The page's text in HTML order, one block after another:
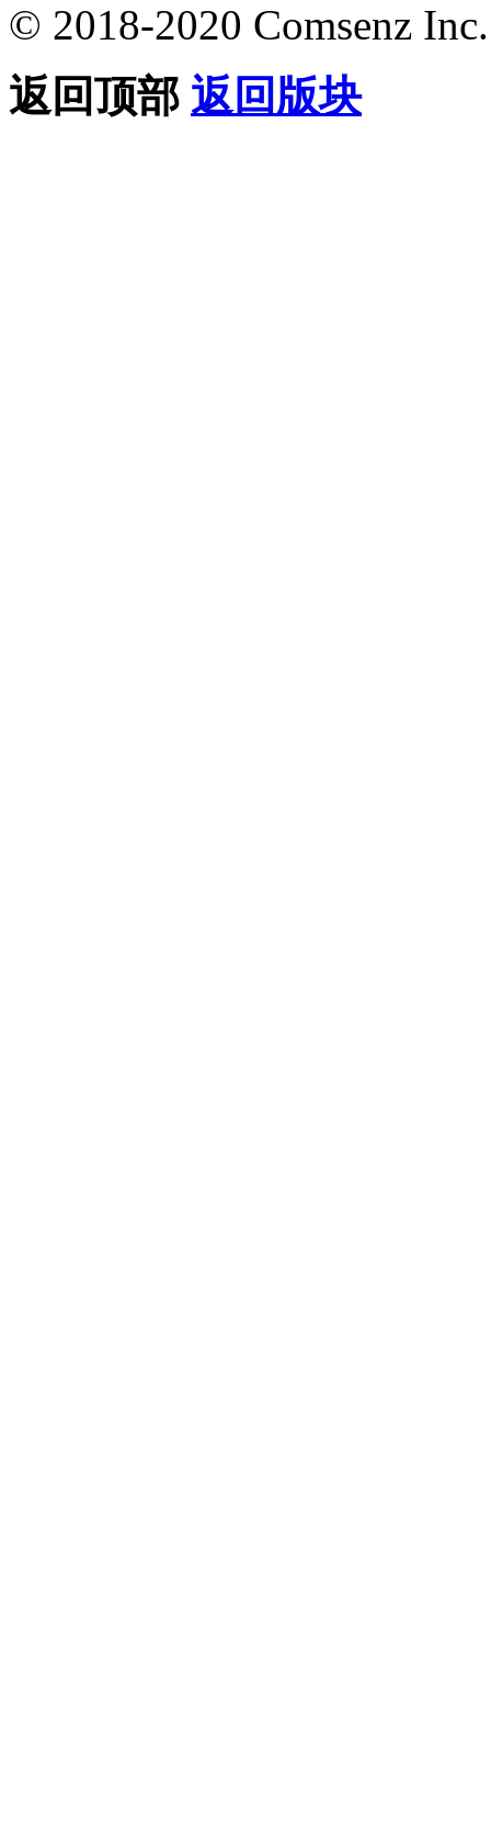
© 2018-2020 Comsenz Inc.
返回顶部 返回版块